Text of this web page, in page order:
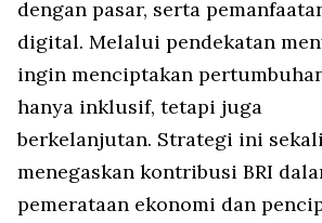
dengan pasar, serta
digital. Melalui pendekatan
ingin menciptakan
hanya inklusif, tetapi juga
berkelanjutan. Strategi ini
menegaskan kontribusi BRI
pemerataan ekonomi dan